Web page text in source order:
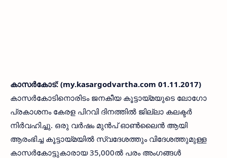
കാസര്‍കോട്: (my.kasargodvartha.com 01.11.2017)
കാസര്‍കോടിനൊരിടം ജനകീയ കൂട്ടായ്മയുടെ ലോഗോ
പ്രകാശനം കേരള പിറവി ദിനത്തില്‍ ജില്ലാ കലക്ടര്‍
നിര്‍വഹിച്ചു. ഒരു വര്‍ഷം മുന്‍പ് ഓണ്‍ലൈന്‍ ആയി
ആരംഭിച്ച കൂട്ടായ്മയില്‍ സ്വദേശത്തും വിദേശത്തുമുള്ള
കാസര്‍കോട്ടുകാരായ 35,000ല്‍ പരം അംഗങ്ങള്‍